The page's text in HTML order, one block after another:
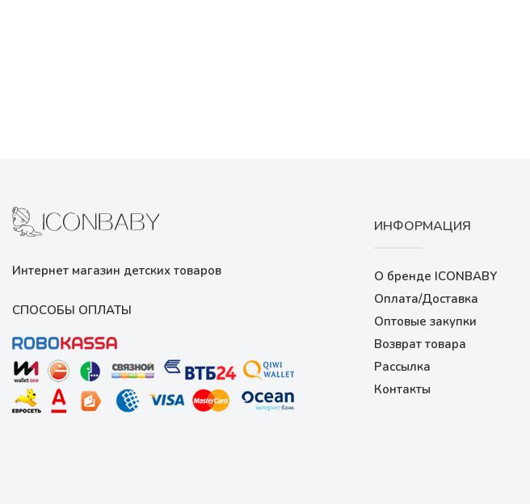
Интернет магазин детских товаров
СПОСОБЫ ОПЛАТЫ
ИНФОРМАЦИЯ
О бренде ICONBABY
Оплата/Доставка
Оптовые закупки
Возврат товара
Рассылка
Контакты